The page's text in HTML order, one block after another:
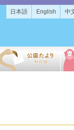
日本語 English 中